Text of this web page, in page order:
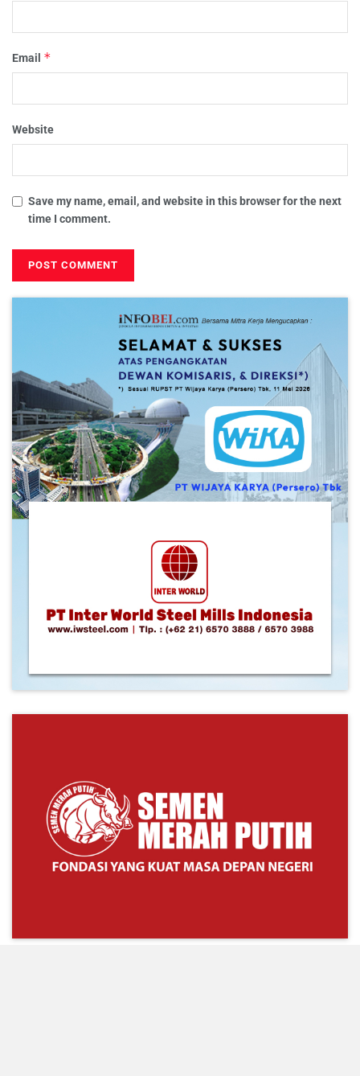
Email *
Website
Save my name, email, and website in this browser for the next
time I comment.